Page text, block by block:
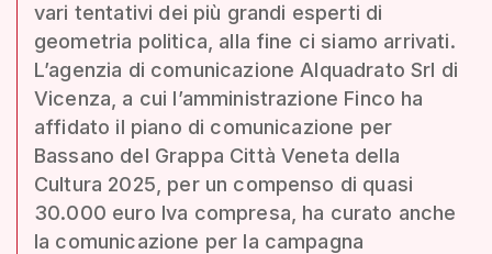
vari tentativi dei più grandi esperti di
geometria politica, alla fine ci siamo arrivati.
L’agenzia di comunicazione Alquadrato Srl di
Vicenza, a cui l’amministrazione Finco ha
affidato il piano di comunicazione per
Bassano del Grappa Città Veneta della
Cultura 2025, per un compenso di quasi
30.000 euro Iva compresa, ha curato anche
la comunicazione per la campagna